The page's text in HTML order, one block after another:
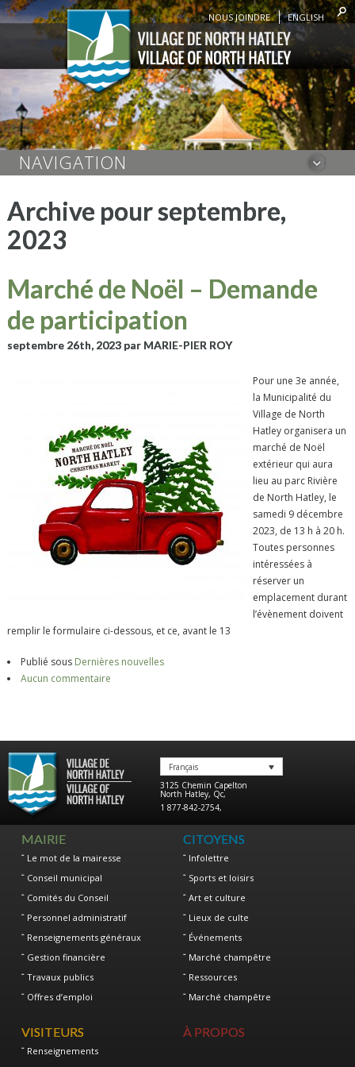
NOUS JOINDRE ENGLISH
NAVIGATION
Archive pour septembre,
2023
Marché de Noël – Demande
de participation
septembre 26th, 2023 par MARIE-PIER ROY
Pour une 3e année,
la Municipalité du
Village de North
Hatley organisera un
marché de Noël
extérieur qui aura
lieu au parc Rivière
de North Hatley, le
samedi 9 décembre
2023, de 13 h à 20 h.
Toutes personnes
intéressées à
réserver un
emplacement durant
l’évènement doivent
remplir le formulaire ci-dessous, et ce, avant le 13
Publié sous Dernières nouvelles
Aucun commentaire
Français
3125 Chemin Capelton
North Hatley, Qc,
1 877-842-2754,
MAIRIE
Le mot de la mairesse
Conseil municipal
Comités du Conseil
Personnel administratif
Renseignements généraux
Gestion financière
Travaux publics
Offres d’emploi
CITOYENS
Infolettre
Sports et loisirs
Art et culture
Lieux de culte
Événements
Marché champêtre
Ressources
Marché champêtre
VISITEURS
Renseignements
À PROPOS